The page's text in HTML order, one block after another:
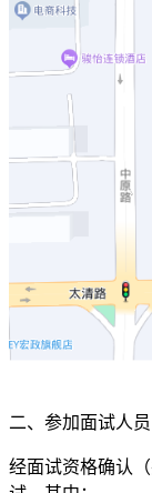
二、参加面试人员
经面试资格确认